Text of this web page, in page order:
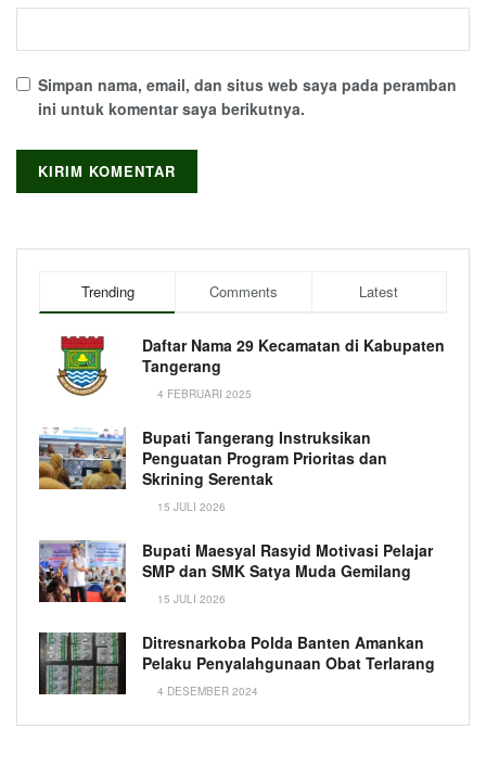
Simpan nama, email, dan situs web saya pada peramban
ini untuk komentar saya berikutnya.
Trending Comments Latest
Daftar Nama 29 Kecamatan di Kabupaten
Tangerang
4 FEBRUARI 2025
Bupati Tangerang Instruksikan
Penguatan Program Prioritas dan
Skrining Serentak
15 JULI 2026
Bupati Maesyal Rasyid Motivasi Pelajar
SMP dan SMK Satya Muda Gemilang
15 JULI 2026
Ditresnarkoba Polda Banten Amankan
Pelaku Penyalahgunaan Obat Terlarang
4 DESEMBER 2024